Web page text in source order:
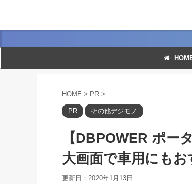
HOME > PR >
PR その他デジモノ
【DBPOWER ポー
大画面で車用にもお
更新日： 2020年1月13日